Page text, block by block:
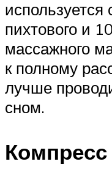
используется
пихтового и
массажного
к полному
лучше
сном.
Компресс